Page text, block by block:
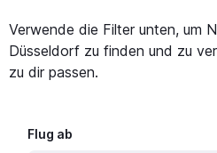
Verwende die Filter unten, um
Düsseldorf zu finden und zu
zu dir passen.
Flug ab